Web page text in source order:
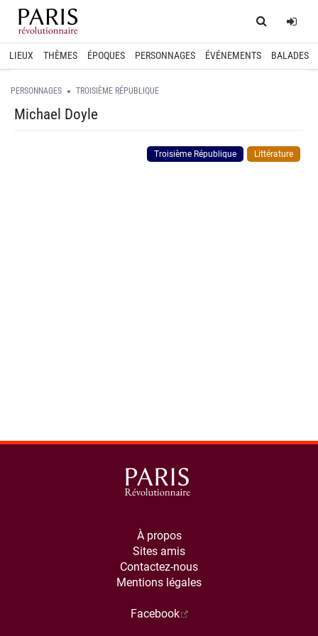
Home
LIEUX THÈMES ÉPOQUES PERSONNAGES ÉVÉNEMENTS BALADES
PERSONNAGES TROISIÈME RÉPUBLIQUE
Michael Doyle
Troisième République Littérature
À propos
Sites amis
Contactez-nous
Mentions légales
Facebook